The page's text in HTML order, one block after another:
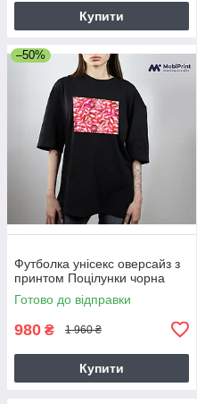
Купити
–50%
Футболка унісекс оверсайз з
принтом Поцілунки чорна
Готово до відправки
980 ₴ 1 960 ₴
Купити